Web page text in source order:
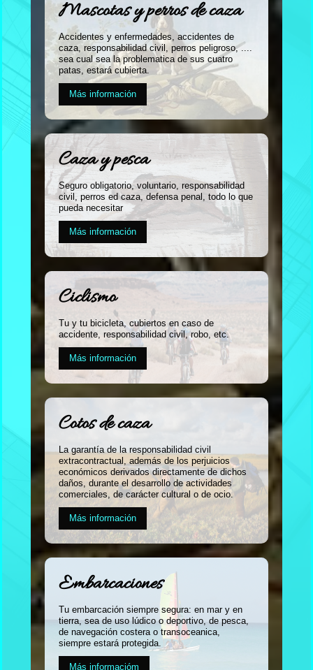
Mascotas y perros de caza
Accidentes y enfermedades, accidentes de
caza, responsabilidad civil, perros peligroso, ....
sea cual sea la problematica de sus cuatro
patas, estará cubierta.
Más información
Caza y pesca
Seguro obligatorio, voluntario, responsabilidad
civil, perros ed caza, defensa penal, todo lo que
pueda necesitar
Más información
Ciclismo
Tu y tu bicicleta, cubiertos en caso de
accidente, responsabilidad civil, robo, etc.
Más información
Cotos de caza
La garantía de la responsabilidad civil
extracontractual, además de los perjuicios
económicos derivados directamente de dichos
daños, durante el desarrollo de actividades
comerciales, de carácter cultural o de ocio.
Más información
Embarcaciones
Tu embarcación siempre segura: en mar y en
tierra, sea de uso lúdico o deportivo, de pesca,
de navegación costera o transoceanica,
siempre estará protegida.
Más informacióm